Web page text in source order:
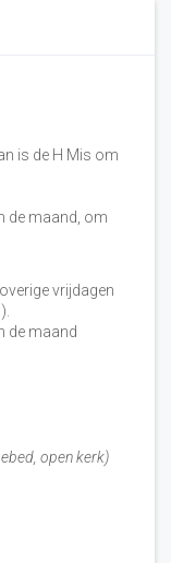
is de H Mis om
de maand, om
vrijdagen
de maand
open kerk)